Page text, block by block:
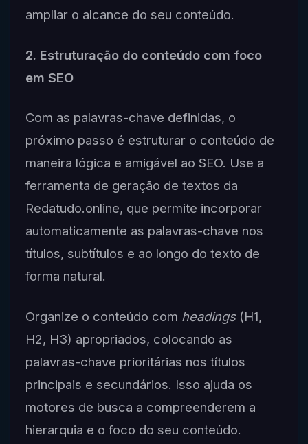
ampliar o alcance do seu conteúdo.
2. Estruturação do conteúdo com foco
em SEO
Com as palavras-chave definidas, o
próximo passo é estruturar o conteúdo de
maneira lógica e amigável ao SEO. Use a
ferramenta de geração de textos da
Redatudo.online, que permite incorporar
automaticamente as palavras-chave nos
títulos, subtítulos e ao longo do texto de
forma natural.
Organize o conteúdo com headings(H1,
H2, H3) apropriados, colocando as
palavras-chave prioritárias nos títulos
principais e secundários. Isso ajuda os
motores de busca a compreenderem a
hierarquia e o foco do seu conteúdo.